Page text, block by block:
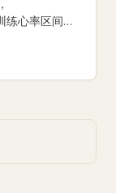
练心率区间，